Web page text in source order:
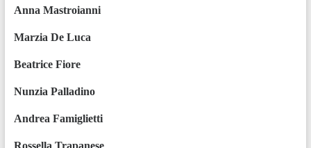
Anna Mastroianni
Marzia De Luca
Beatrice Fiore
Nunzia Palladino
Andrea Famiglietti
Rossella Trapanese